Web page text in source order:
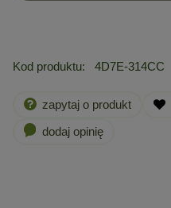
Kod produktu: 4D7E-314CC
zapytaj o produkt
dodaj opinię